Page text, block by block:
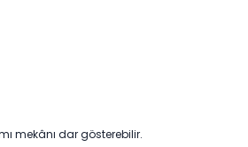
mekânı dar gösterebilir.